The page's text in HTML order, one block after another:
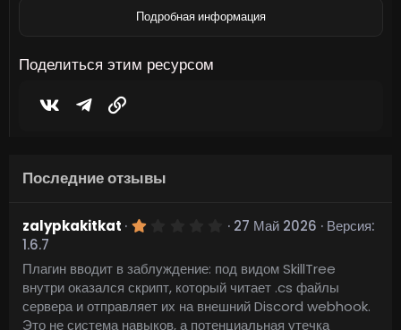
Подробная информация
Поделиться этим ресурсом
VkontakteTelegram
Последние отзывы
zalypkakitkat
0
з
в
ё
з
27 Май 2026
Версия:
1.6.7
Плагин вводит в заблуждение: под видом SkillTree
внутри оказался скрипт, который читает .cs файлы
сервера и отправляет их на внешний Discord webhook.
Это не система навыков, а потенциальная утечка